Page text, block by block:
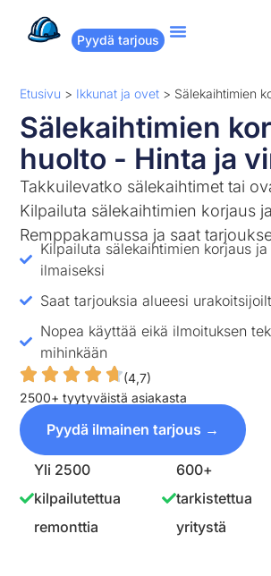
Pyydä tarjous
Etusivu > Ikkunat ja ovet > Sälekaihtimien
Sälekaihtimien
huolto - Hinta ja
Takkuilevatko sälekaihtimet tai
Kilpailuta sälekaihtimien korjaus
Remppakamussa ja saat
Kilpailuta sälekaihtimien korjaus
ilmaiseksi
Saat tarjouksia alueesi
Nopea käyttää eikä ilmoituksen
mihinkään
(4,7)
2500+ tyytyväistä asiakasta
Pyydä ilmainen tarjous →
Yli 2500
kilpailutettua
remonttia
600+
tarkistettua
yritystä